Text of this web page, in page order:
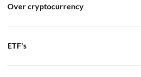
Over cryptocurrency
ETF's